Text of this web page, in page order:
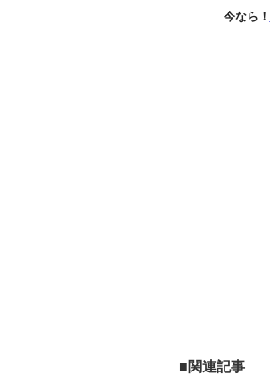
今なら！
■関連記事